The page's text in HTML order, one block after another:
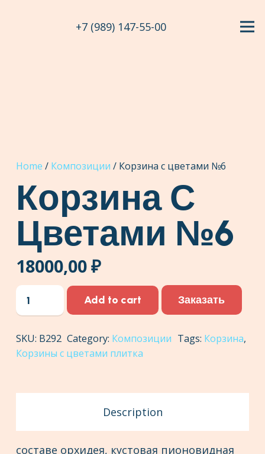
+7 (989) 147-55-00
Home / Композиции / Корзина с цветами №6
Корзина С
Цветами №6
18000,00₽
Корзина
с
№6
quantity
Add to cart Заказать
SKU: В292 Category: Композиции Tags: Корзина,
Корзины с цветами плитка
Description
составе орхидея, кустовая пионовидная